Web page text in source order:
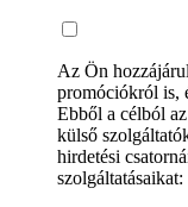
Az Ön
promóciókról is,
Ebből a célból
külső
hirdetési
szolgáltatásaikat: